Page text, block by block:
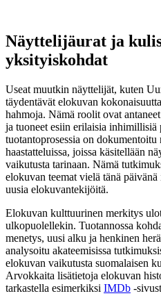
Näyttelijäurat ja
yksityiskohdat
Useat muutkin näyttelijät, kuten
täydentävät elokuvan
hahmoja. Nämä roolit ovat
ja tuoneet esiin erilaisia
tuotantoprosessia on dokumentoitu
haastatteluissa, joissa käsitellään
vaikutusta tarinaan. Nämä
elokuvan teemat vielä tänä
uusia elokuvantekijöitä.
Elokuvan kulttuurinen merkitys
ulkopuolellekin. Tuotannossa
menetys, uusi alku ja henkinen
analysoitu akateemisissa
elokuvan vaikutusta suomalaisen
Arvokkaita lisätietoja elokuvan
tarkastella esimerkiksi IMDb -